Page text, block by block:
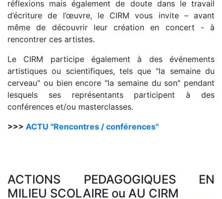
réflexions mais également de doute dans le travail
d’écriture de l’œuvre, le CIRM vous invite – avant
même de découvrir leur création en concert - à
rencontrer ces artistes.
Le CIRM participe également à des événements
artistiques ou scientifiques, tels que "la semaine du
cerveau" ou bien encore "la semaine du son" pendant
lesquels ses représentants participent à des
conférences et/ou masterclasses.
>>> ACTU "Rencontres / conférences"
ACTIONS PEDAGOGIQUES EN
MILIEU SCOLAIRE ou AU CIRM